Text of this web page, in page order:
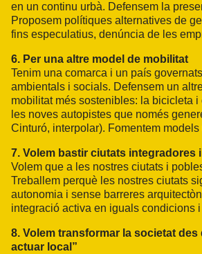
en un continu urbà. Defensem la
Proposem polítiques alternatives de
fins especulatius, denúncia de les
6. Per una altre model de mobilitat
Tenim una comarca i un país
ambientals i socials. Defensem un
mobilitat més sostenibles: la bicicleta
les noves autopistes que només
Cinturó, interpolar). Fomentem
7. Volem bastir ciutats
Volem que a les nostres ciutats i
Treballem perquè les nostres ciutats
autonomia i sense barreres
integració activa en iguals condicions
8. Volem transformar la societat
actuar local”